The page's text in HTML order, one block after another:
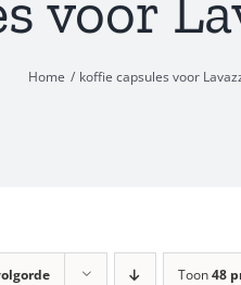
Home koffie capsules voor
Toon48